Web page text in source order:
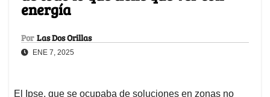
energía
Por Las Dos Orillas
ENE 7, 2025
El Ipse, que se ocupaba de soluciones en zonas no